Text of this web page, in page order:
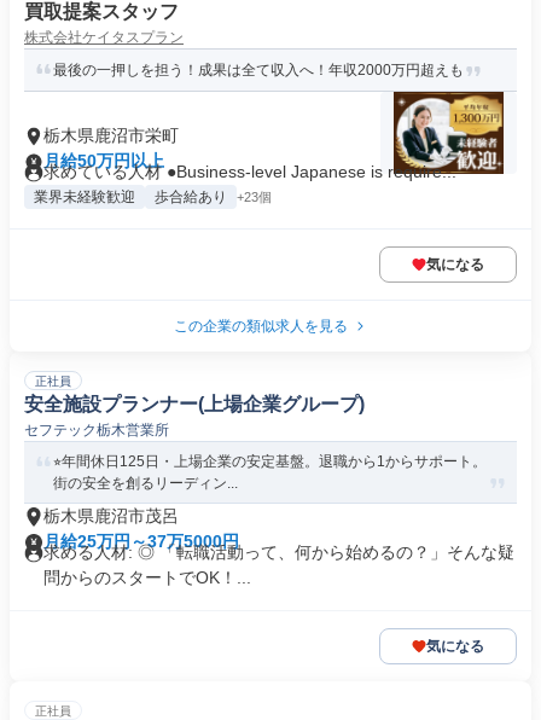
買取提案スタッフ
株式会社ケイタスプラン
最後の一押しを担う！成果は全て収入へ！年収2000万円超えも
栃木県鹿沼市栄町
月給50万円以上
求めている人材 ●Business-level Japanese is require...
業界未経験歓迎 歩合給あり +23個
気になる
この企業の類似求人を見る
正社員
安全施設プランナー(上場企業グループ)
セフテック栃木営業所
⭐︎年間休日125日・上場企業の安定基盤。退職から1からサポート。
街の安全を創るリーディン...
栃木県鹿沼市茂呂
月給25万円～37万5000円
求める人材: ◎ 「転職活動って、何から始めるの？」そんな疑
問からのスタートでOK！...
気になる
正社員